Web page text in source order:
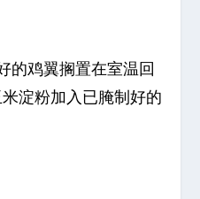
的鸡翼搁置在室温回
淀粉加入已腌制好的